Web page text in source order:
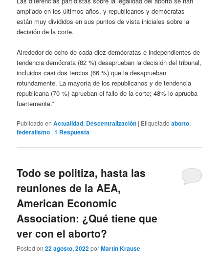
ampliado en los últimos años, y republicanos y demócratas
están muy divididos en sus puntos de vista iniciales sobre la
decisión de la corte.
Alrededor de ocho de cada diez demócratas e independientes de
tendencia demócrata (82 %) desaprueban la decisión del tribunal,
incluidos casi dos tercios (66 %) que la desaprueban
rotundamente. La mayoría de los republicanos y de tendencia
republicana (70 %) aprueban el fallo de la corte; 48% lo aprueba
fuertemente.”
Publicado en Actualidad, Descentralización | Etiquetado aborto,
federalismo |1 Respuesta
Todo se politiza, hasta las
reuniones de la AEA,
American Economic
Association: ¿Qué tiene que
ver con el aborto?
Posted on22 agosto, 2022porMartin Krause